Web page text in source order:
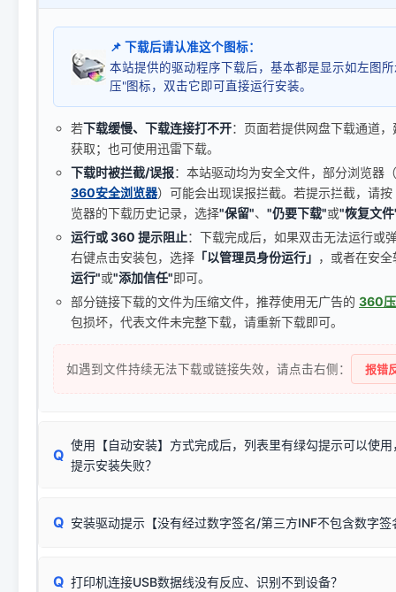
📌 下载后请认准这个图标：
本站提供的驱动程序下载后，基本都是显示如左图
压"图标，双击它即可直接运行安装。
若下载缓慢、下载连接打不开：页面若提供网盘下载通道
获取；也可使用迅雷下载。
下载时被拦截/误报：本站驱动均为安全文件，部分浏览器
360安全浏览器）可能会出现误报拦截。若提示拦截，请按
览器的下载历史记录，选择"保留"、 "仍要下载"或"恢复文
运行或 360 提示阻止：下载完成后，如果双击无法运行或
右键点击安装包，选择 「以管理员身份运行」 ，或者在安
运行"或"添加信任"即可。
部分链接下载的文件为压缩文件，推荐使用无广告的 360
包损坏，代表文件未完整下载，请重新下载即可。
如遇到文件持续无法下载或链接失效，请点击右侧： 报错
Q
使用【自动安装】方式完成后，列表里有绿勾提示可以使
提示安装失败？
由于本站驱动包集成了32位和64位驱动，自动安装程序在运
✔ 可以使用了 ：代表与您当
Q 安装驱动提示【没有经过数字签名/第三方INF不包含数字
往往会弹出此类提示。
Q 打印机连接USB数据线没有反应、识别不到设备？